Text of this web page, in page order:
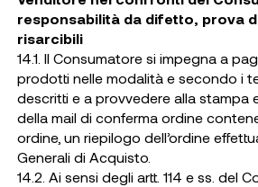
responsabilità da difetto, prova
risarcibili
14.1. Il Consumatore si impegna a
prodotti nelle modalità e secondo i
descritti e a provvedere alla stampa
della mail di conferma ordine
ordine, un riepilogo dell’ordine
Generali di Acquisto.
14.2. Ai sensi degli artt. 114 e ss. del